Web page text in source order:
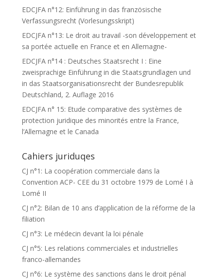
EDCJFA n°12: Einführung in das französische
Verfassungsrecht (Vorlesungsskript)
EDCJFA n°13: Le droit au travail -son développement et
sa portée actuelle en France et en Allemagne-
EDCJFA n°14 : Deutsches Staatsrecht I : Eine
zweisprachige Einführung in die Staatsgrundlagen und
in das Staatsorganisationsrecht der Bundesrepublik
Deutschland, 2. Auflage 2016
EDCJFA n° 15: Etude comparative des systèmes de
protection juridique des minorités entre la France,
l’Allemagne et le Canada
Cahiers juriduqes
CJ n°1: La coopération commerciale dans la
Convention ACP- CEE du 31 octobre 1979 de Lomé I à
Lomé II
CJ n°2: Bilan de 10 ans d’application de la réforme de la
filiation
CJ n°3: Le médecin devant la loi pénale
CJ n°5: Les relations commerciales et industrielles
franco-allemandes
CJ n°6: Le système des sanctions dans le droit pénal